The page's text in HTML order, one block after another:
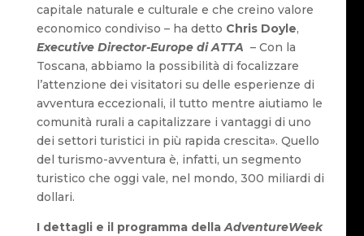
capitale naturale e culturale e che creino valore
economico condiviso – ha detto Chris Doyle,
Executive Director-Europe di ATTA – Con la
Toscana, abbiamo la possibilità di focalizzare
l’attenzione dei visitatori su delle esperienze di
avventura eccezionali, il tutto mentre aiutiamo le
comunità rurali a capitalizzare i vantaggi di uno
dei settori turistici in più rapida crescita». Quello
del turismo-avventura è, infatti, un segmento
turistico che oggi vale, nel mondo, 300 miliardi di
dollari.
I dettagli e il programma dellaAdventureWeek